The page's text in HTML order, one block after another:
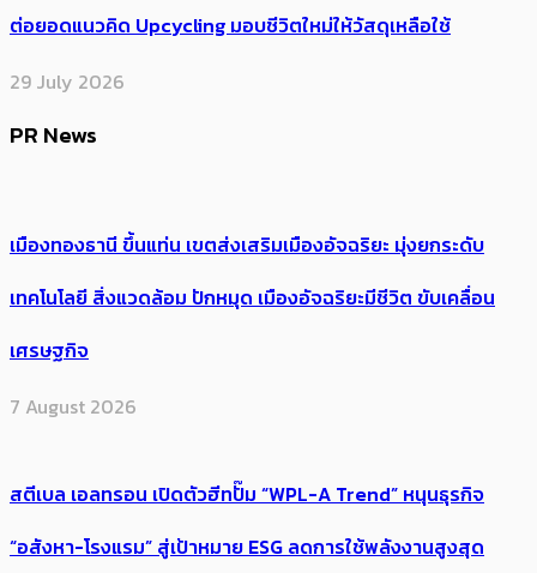
ต่อยอดแนวคิด Upcycling มอบชีวิตใหม่ให้วัสดุเหลือใช้
29 July 2026
PR News
เมืองทองธานี ขึ้นแท่น เขตส่งเสริมเมืองอัจฉริยะ มุ่งยกระดับ
เทคโนโลยี สิ่งแวดล้อม ปักหมุด เมืองอัจฉริยะมีชีวิต ขับเคลื่อน
เศรษฐกิจ
7 August 2026
สตีเบล เอลทรอน เปิดตัวฮีทปั๊ม “WPL-A Trend” หนุนธุรกิจ
“อสังหา-โรงแรม” สู่เป้าหมาย ESG ลดการใช้พลังงานสูงสุด